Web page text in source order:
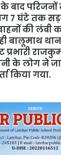
के बाद परिजनों
7 घंटे तक
की लंबी
बालूमाथ थाना
के लोग ने
किया गया.